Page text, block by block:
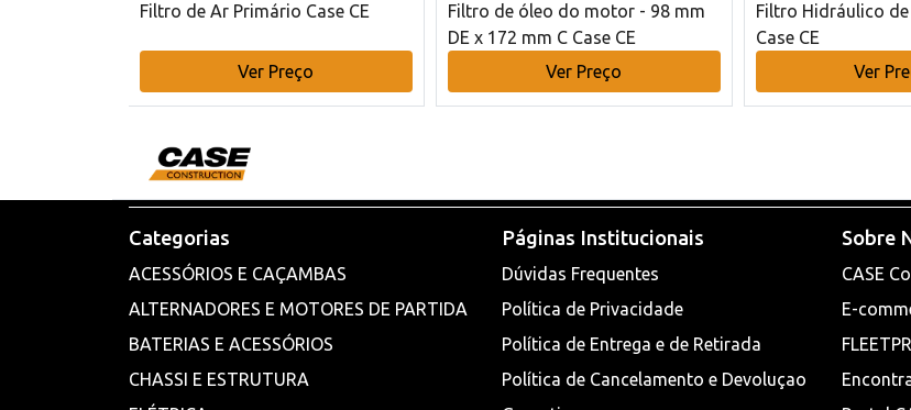
Filtro de Ar Primário Case CE
Ver Preço
Filtro de óleo do motor - 98 mm
DE x 172 mm C Case CE
Ver Preço
Filtro Hidráulico
Case CE
Ver
Categorias
ACESSÓRIOS E CAÇAMBAS
ALTERNADORES E MOTORES DE PARTIDA
BATERIAS E ACESSÓRIOS
CHASSI E ESTRUTURA
Páginas Institucionais
Dúvidas Frequentes
Política de Privacidade
Política de Entrega e de Retirada
Política de Cancelamento e Devoluçao
Sobre
CASE
E-